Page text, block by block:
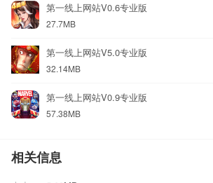
第一线上网站V0.6专业版
27.7MB
第一线上网站V5.0专业版
32.14MB
第一线上网站V0.9专业版
57.38MB
相关信息